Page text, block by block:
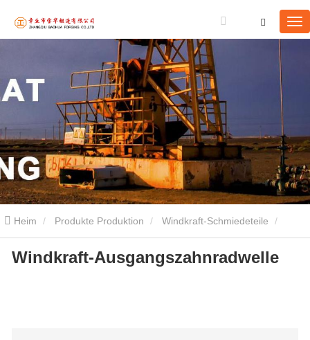
Heim Produkte Produktion Windkraft-Schmiedeteile
Windkraft-Ausgangszahnradwelle
Windkraft-Ausgangszahnradwelle